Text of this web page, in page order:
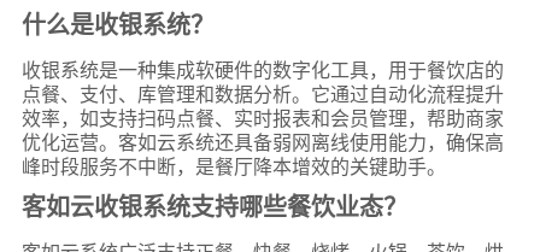
什么是收银系统？
收银系统是一种集成软硬件的数字化工具，用于餐饮店的
点餐、支付、库管理和数据分析。它通过自动化流程提升
效率，如支持扫码点餐、实时报表和会员管理，帮助商家
优化运营。客如云系统还具备弱网离线使用能力，确保高
峰时段服务不中断，是餐厅降本增效的关键助手。
客如云收银系统支持哪些餐饮业态？